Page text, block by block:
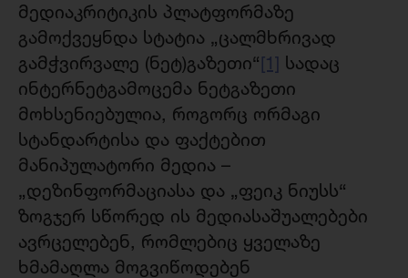
მედიაკრიტიკის პლატფორმაზე
გამოქვეყნდა სტატია „ცალმხრივად
გამჭვირვალე (ნეტ)გაზეთი“[1] სადაც
ინტერნეტგამოცემა ნეტგაზეთი
მოხსენიებულია, როგორც ორმაგი
სტანდარტისა და ფაქტებით
მანიპულატორი მედია –
„დეზინფორმაციასა და „ფეიკ ნიუსს“
ზოგჯერ სწორედ ის მედიასაშუალებები
ავრცელებენ, რომლებიც ყველაზე
ხმამაღლა მოგვიწოდებენ